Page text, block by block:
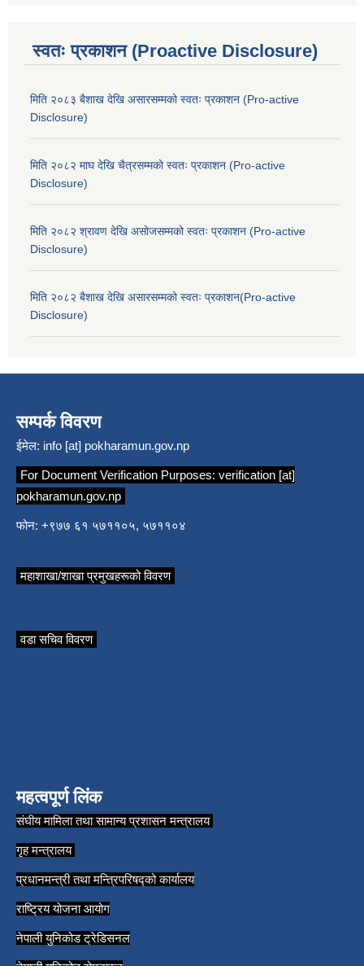
स्वतः प्रकाशन (Proactive Disclosure)
मिति २०८३ बैशाख देखि असारसम्मको स्वतः प्रकाशन (Pro-active
Disclosure)
मिति २०८२ माघ देखि चैत्रसम्मको स्वतः प्रकाशन (Pro-active
Disclosure)
मिति २०८२ श्रावण देखि असोजसम्मको स्वतः प्रकाशन (Pro-active
Disclosure)
मिति २०८२ बैशाख देखि असारसम्मको स्वतः प्रकाशन(Pro-active
Disclosure)
सम्पर्क विवरण
ईमेल: info [at] pokharamun.gov.np
For Document Verification Purposes: verification [at]
pokharamun.gov.np
फोन: +९७७ ६१ ५७११०५, ५७११०४
महाशाखा/शाखा प्रमुखहरूको विवरण
वडा सचिव विवरण
महत्वपूर्ण लिंक
संघीय मामिला तथा सामान्य प्रशासन मन्त्रालय
गृह मन्त्रालय
प्रधानमन्त्री तथा मन्त्रिपरिषद्को कार्यालय
राष्ट्रिय योजना आयोग
नेपाली युनिकोड ट्रेडिसनल